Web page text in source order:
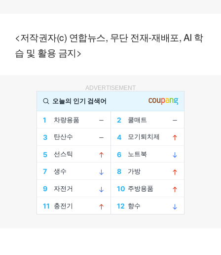
<저작권자(c) 연합뉴스, 무단 전재-재배포, AI 학
습 및 활용 금지>
ADVERTISEMENT